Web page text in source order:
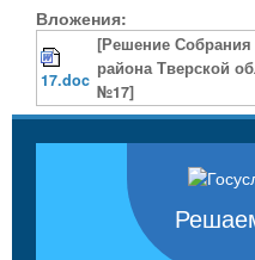
Вложения:
17.doc
[Решение Собрания
района Тверской
№17]